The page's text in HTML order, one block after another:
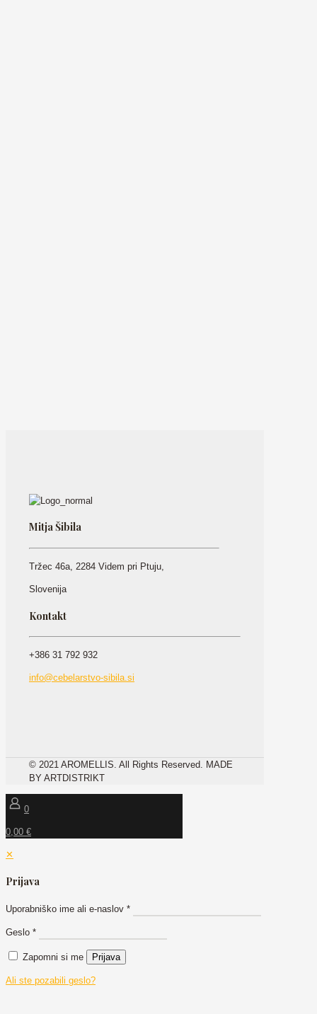
Mitja Šibila
Tržec 46a, 2284 Videm pri Ptuju,
Slovenija
Kontakt
+386 31 792 932
info@cebelarstvo-sibila.si
© 2021 AROMELLIS. All Rights Reserved. MADE
BY ARTDISTRIKT
0
0,00 €
✕
Prijava
Uporabniško ime ali e-naslov *
Geslo *
Zapomni si me Prijava
Ali ste pozabili geslo?